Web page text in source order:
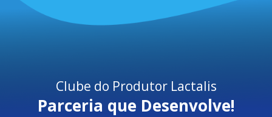
Clube do Produtor Lactalis
Parceria que Desenvolve!